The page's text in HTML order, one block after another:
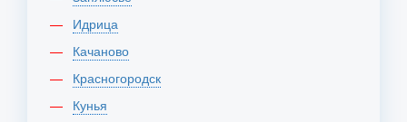
Идрица
Качаново
Красногородск
Кунья